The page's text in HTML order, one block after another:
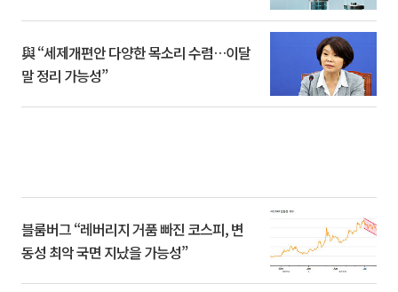
與 “세제개편안 다양한 목소리 수렴…이달
말 정리 가능성”
블룸버그 “레버리지 거품 빠진 코스피, 변
동성 최악 국면 지났을 가능성”